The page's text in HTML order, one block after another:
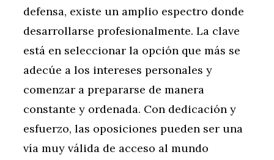
defensa, existe un amplio espectro donde
desarrollarse profesionalmente. La clave
está en seleccionar la opción que más se
adecúe a los intereses personales y
comenzar a prepararse de manera
constante y ordenada. Con dedicación y
esfuerzo, las oposiciones pueden ser una
vía muy válida de acceso al mundo